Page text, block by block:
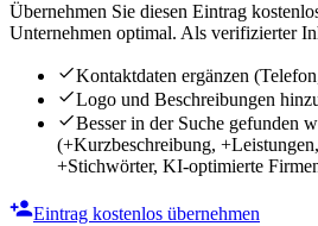
Übernehmen Sie diesen Eintrag
Unternehmen optimal. Als verifizierter
Kontaktdaten ergänzen
Logo und Beschreibungen
Besser in der Suche gefunden
(+Kurzbeschreibung,
+Stichwörter, KI-optimierte
Eintrag kostenlos übernehmen